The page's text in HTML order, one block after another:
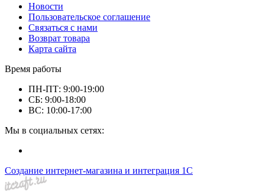
Новости
Пользовательское соглашение
Связаться с нами
Возврат товара
Карта сайта
Время работы
ПН-ПТ: 9:00-19:00
СБ: 9:00-18:00
ВС: 10:00-17:00
Мы в социальных сетях:
Создание интернет-магазина и интеграция 1С